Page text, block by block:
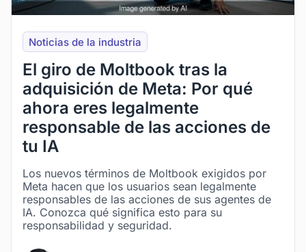
Noticias de la industria
El giro de Moltbook tras la
adquisición de Meta: Por qué
ahora eres legalmente
responsable de las acciones de
tu IA
Los nuevos términos de Moltbook exigidos por
Meta hacen que los usuarios sean legalmente
responsables de las acciones de sus agentes de
IA. Conozca qué significa esto para su
responsabilidad y seguridad.